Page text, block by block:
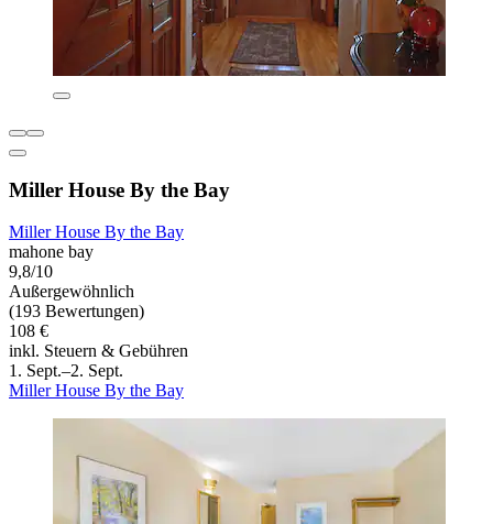
Miller House By the Bay
Miller House By the Bay
mahone bay
9,8/10
Außergewöhnlich
(193 Bewertungen)
108 €
inkl. Steuern & Gebühren
1. Sept.–2. Sept.
Miller House By the Bay